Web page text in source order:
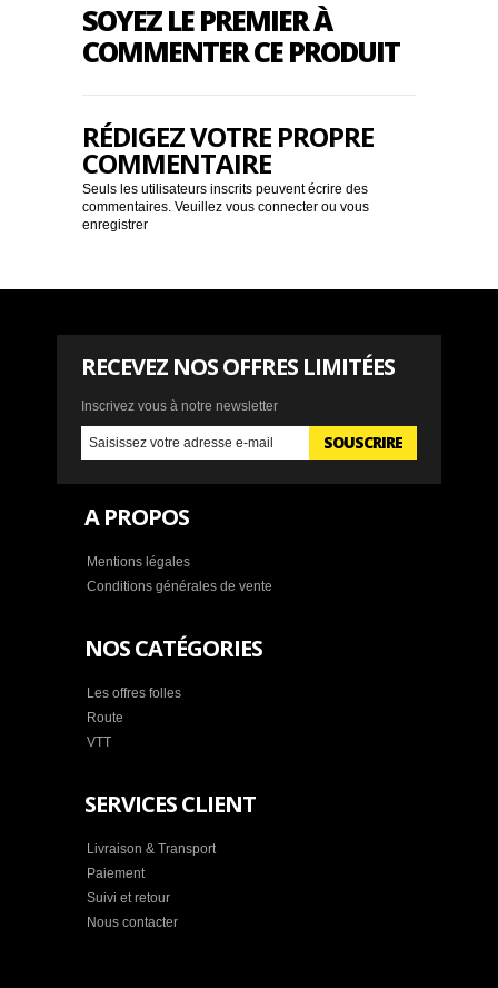
SOYEZ LE PREMIER À
COMMENTER CE PRODUIT
RÉDIGEZ VOTRE PROPRE
COMMENTAIRE
Seuls les utilisateurs inscrits peuvent écrire des
commentaires. Veuillez vous connecter ou vous
enregistrer
RECEVEZ NOS OFFRES LIMITÉES
Inscrivez vous à notre newsletter
SOUSCRIRE
A PROPOS
Mentions légales
Conditions générales de vente
NOS CATÉGORIES
Les offres folles
Route
VTT
SERVICES CLIENT
Livraison & Transport
Paiement
Suivi et retour
Nous contacter